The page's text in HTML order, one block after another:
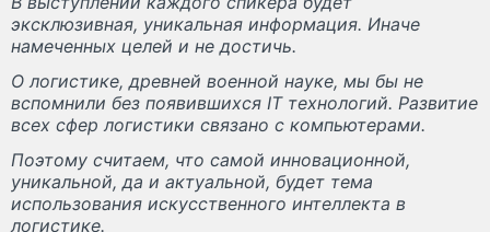
эксклюзивная, уникальная информация. Иначе
намеченных целей и не достичь.
О логистике, древней военной науке, мы бы не
вспомнили без появившихся IT технологий. Развитие
всех сфер логистики связано с компьютерами.
Поэтому считаем, что самой инновационной,
уникальной, да и актуальной, будет тема
использования искусственного интеллекта в
логистике.